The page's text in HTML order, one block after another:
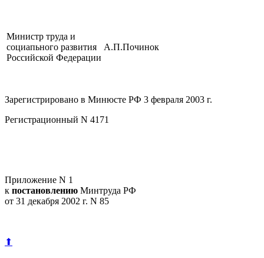
Министр труда и
социапьного развития
Российской Федерации
А.П.Починок
Зарегистрировано в Минюсте РФ 3 февраля 2003 г.
Регистрационный N 4171
Приложение N 1
к постановлению Минтруда РФ
от 31 декабря 2002 г. N 85
⬆